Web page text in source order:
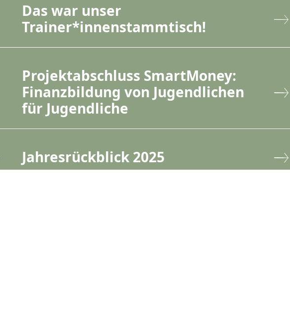
Das war unser
Trainer*innenstammtisch!
Projektabschluss SmartMoney:
Finanzbildung von Jugendlichen
für Jugendliche
Jahresrückblick 2025